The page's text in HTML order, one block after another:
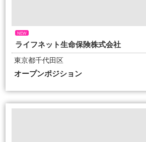
NEW
ライフネット生命保険株式会社
東京都千代田区
オープンポジション